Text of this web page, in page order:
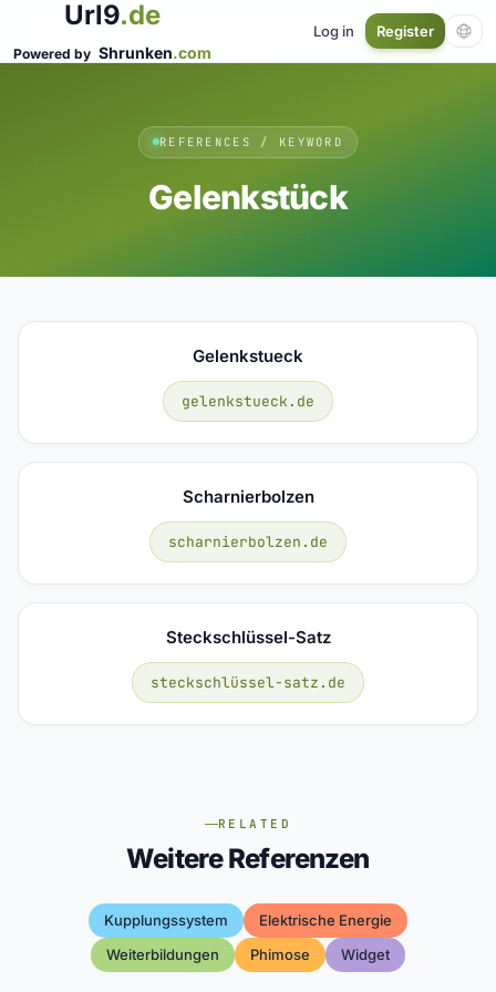
Url9.de
Powered by Shrunken.com
Log in Register
REFERENCES / KEYWORD
Gelenkstück
Gelenkstueck
gelenkstueck.de
Scharnierbolzen
scharnierbolzen.de
Steckschlüssel-Satz
steckschlüssel-satz.de
RELATED
Weitere Referenzen
Kupplungssystem
Elektrische Energie
Weiterbildungen
Phimose Widget